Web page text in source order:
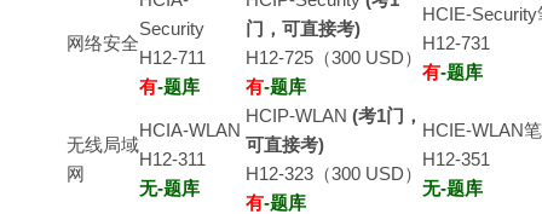
网络安全
Security
H12-711
有-题库
门，可直接考)
H12-725（300 USD）
有-题库
HCIE-Security
H12-731
有-题库
无线局域
网
HCIA-WLAN
H12-311
无-题库
HCIP-WLAN (考1门，
可直接考)
H12-323（300 USD）
有-题库
HCIE-WLAN
H12-351
无-题库